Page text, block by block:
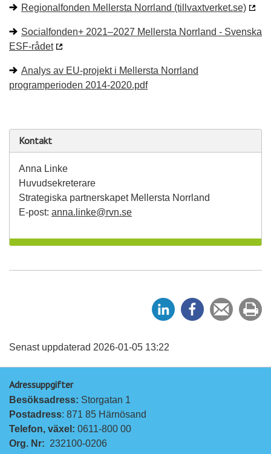
Regionalfonden Mellersta Norrland (tillvaxtverket.se)
Socialfonden+ 2021–2027 Mellersta Norrland - Svenska
ESF-rådet
Analys av EU-projekt i Mellersta Norrland
programperioden 2014-2020.pdf
Kontakt
Anna Linke
Huvudsekreterare
Strategiska partnerskapet Mellersta Norrland
E-post: anna.linke@rvn.se
e
e
Tipsa
en
ut
Senast uppdaterad 2026-01-05 13:22
Adressuppgifter
Besöksadress: Storgatan 1
Postadress: 871 85 Härnösand
Telefon, växel: 0611-800 00
Org. Nr: 232100-0206